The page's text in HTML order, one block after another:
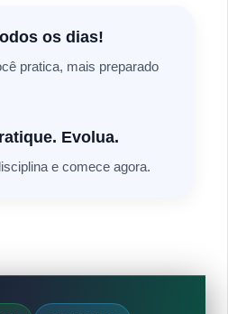
os dias!
pratica, mais preparado
Evolua.
e comece agora.